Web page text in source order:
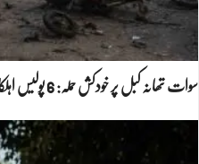
سوات تھانہ کبل پر خودکش حملہ: 6 پولیس اہلکاروں سمیت 15 افراد شہید، 10…